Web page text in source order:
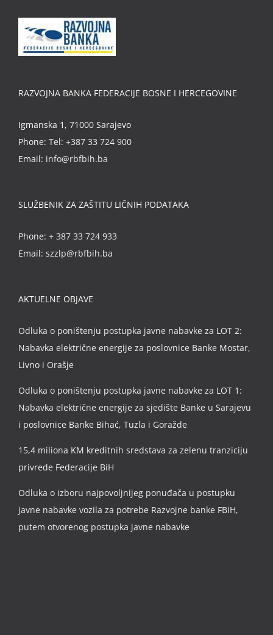
RAZVOJNA BANKA FEDERACIJE BOSNE I HERCEGOVINE
Igmanska 1, 71000 Sarajevo
Phone: Tel: +387 33 724 900
Email: info@rbfbih.ba
SLUŽBENIK ZA ZAŠTITU LIČNIH PODATAKA
Phone: + 387 33 724 933
Email: szzlp@rbfbih.ba
AKTUELNE OBJAVE
Odluka o poništenju postupka javne nabavke za LOT 2:
Nabavka električne energije za poslovnice Banke Mostar,
Livno i Orašje
Odluka o poništenju postupka javne nabavke za LOT 1:
Nabavka električne energije za sjedište Banke u Sarajevu
i poslovnice Banke Bihać, Tuzla i Goražde
15,4 miliona KM kreditnih sredstava za zelenu tranziciju
privrede Federacije BiH
Odluka o izboru najpovoljnijeg ponuđača u postupku
javne nabavke vozila za potrebe Razvojne banke FBiH,
putem otvorenog postupka javne nabavke